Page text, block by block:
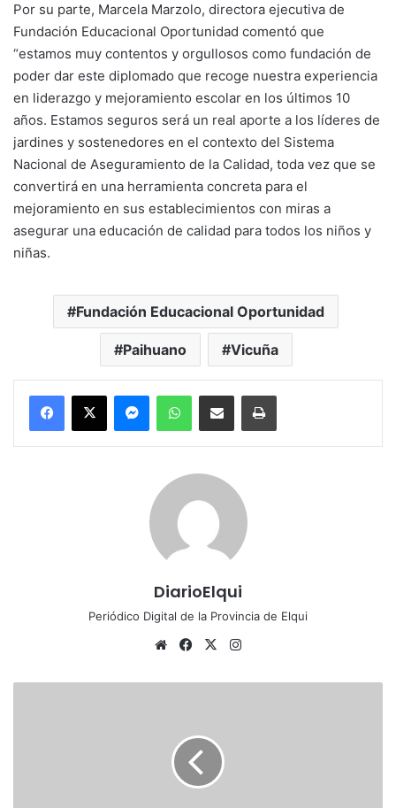
Por su parte, Marcela Marzolo, directora ejecutiva de
Fundación Educacional Oportunidad comentó que
“estamos muy contentos y orgullosos como fundación de
poder dar este diplomado que recoge nuestra experiencia
en liderazgo y mejoramiento escolar en los últimos 10
años. Estamos seguros será un real aporte a los líderes de
jardines y sostenedores en el contexto del Sistema
Nacional de Aseguramiento de la Calidad, toda vez que se
convertirá en una herramienta concreta para el
mejoramiento en sus establecimientos con miras a
asegurar una educación de calidad para todos los niños y
niñas.
Fundación Educacional Oportunidad
Paihuano Vicuña
MessengerWhatsAppCompartir por correo electrónicoImprimir
DiarioElqui
Periódico Digital de la Provincia de Elqui
Sitio
Facebook
X